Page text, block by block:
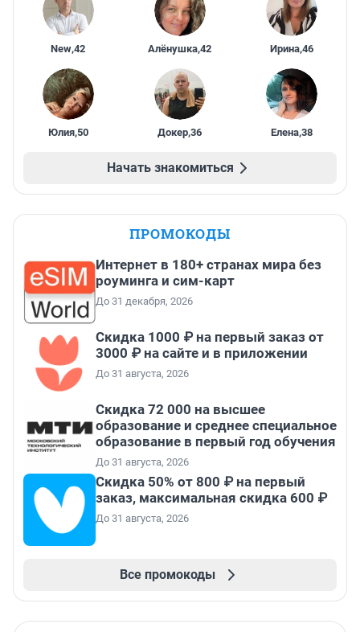
New,42 Алёнушка,42 Ирина,46
Юлия,50 Докер,36 Елена,38
Начать знакомиться
ПРОМОКОДЫ
Интернет в 180+ странах мира без
роуминга и сим-карт
До 31 декабря, 2026
Скидка 1000 ₽ на первый заказ от
3000 ₽ на сайте и в приложении
До 31 августа, 2026
Скидка 72 000 на высшее
образование и среднее специальное
образование в первый год обучения
До 31 августа, 2026
Скидка 50% от 800 ₽ на первый
заказ, максимальная скидка 600 ₽
До 31 августа, 2026
Все промокоды